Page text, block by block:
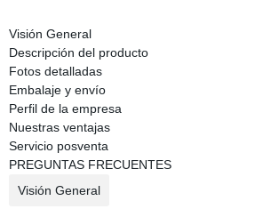
Visión General
Descripción del producto
Fotos detalladas
Embalaje y envío
Perfil de la empresa
Nuestras ventajas
Servicio posventa
PREGUNTAS FRECUENTES
Visión General